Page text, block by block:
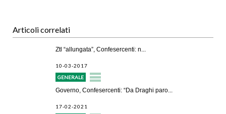
Articoli correlati
Ztl “allungata”, Confesercenti: n...
10-03-2017
GENERALE
Governo, Confesercenti: “Da Draghi paro...
17-02-2021